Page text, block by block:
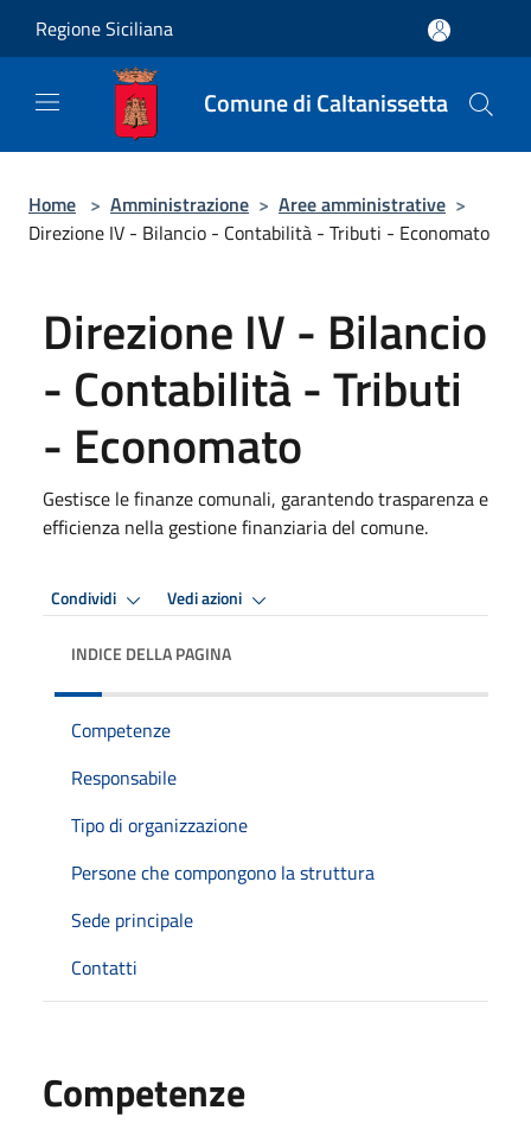
Regione Siciliana
Comune di Caltanissetta
Home > Amministrazione > Aree amministrative >
Direzione IV - Bilancio - Contabilità - Tributi - Economato
Direzione IV - Bilancio
- Contabilità - Tributi
- Economato
Gestisce le finanze comunali, garantendo trasparenza e
efficienza nella gestione finanziaria del comune.
Condividi Vedi azioni
INDICE DELLA PAGINA
Competenze
Responsabile
Tipo di organizzazione
Persone che compongono la struttura
Sede principale
Contatti
Competenze